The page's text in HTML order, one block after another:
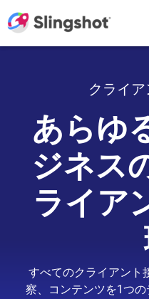
クライ
あらゆ
ジネス
ライア
すべてのクライアント
察、コンテンツを1つ